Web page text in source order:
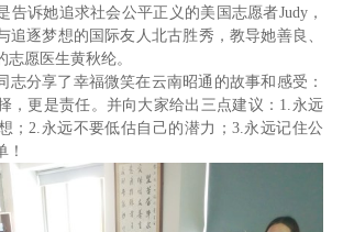
告诉她追求社会公平正义的美国志愿者Judy，
追逐梦想的国际友人北古胜秀，教导她善良、
愿医生黄秋纶。
志分享了幸福微笑在云南昭通的故事和感受：
，更是责任。并向大家给出三点建议：1.永远
；2.永远不要低估自己的潜力；3.永远记住公
！